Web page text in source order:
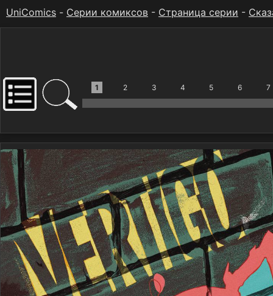
UniComics - Серии комиксов - Страница серии -
1 2 3 4 5 6 7